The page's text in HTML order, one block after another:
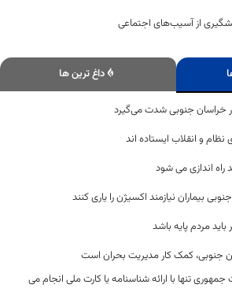
از آسیب‌های اجتماعی
داغ ترین ها
خراسان جنوبی شدت می‌گیرد
نظام و انقلاب ایستاده اند
راه اندازی می شود
بیماران نیازمند اکسیژن را یاری کنند
مردم پایه باشد
جنوبی، کمک کار مدیریت بحران است
تنها با ارائه شناسنامه یا کارت ملی انجام می